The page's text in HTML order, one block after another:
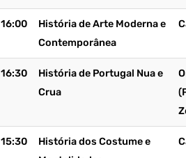
16:00
História de Arte Moderna e
Contemporânea
16:30
História de Portugal Nua e
Crua
15:30
História dos Costume e